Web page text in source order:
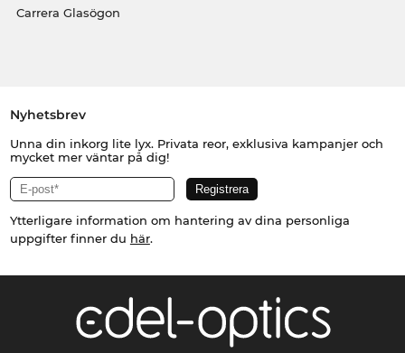
Carrera Glasögon
Nyhetsbrev
Unna din inkorg lite lyx. Privata reor, exklusiva kampanjer och
mycket mer väntar på dig!
Ytterligare information om hantering av dina personliga
uppgifter finner du här.